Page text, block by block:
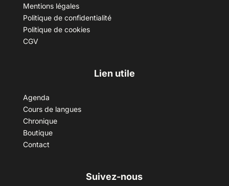
Mentions légales
Politique de confidentialité
Politique de cookies
CGV
Lien utile
Agenda
Cours de langues
Chronique
Boutique
Contact
Suivez-nous